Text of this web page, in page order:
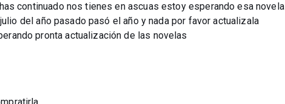
continuado nos tienes en ascuas estoy esperando esa novela
del año pasado pasó el año y nada por favor actualizala
pronta actualización de las novelas